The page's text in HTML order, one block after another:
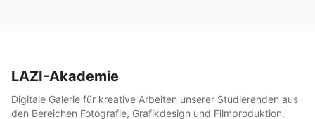
LAZI-Akademie
Digitale Galerie für kreative Arbeiten unserer Studierenden aus
den Bereichen Fotografie, Grafikdesign und Filmproduktion.